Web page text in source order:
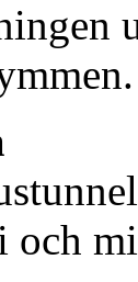
och